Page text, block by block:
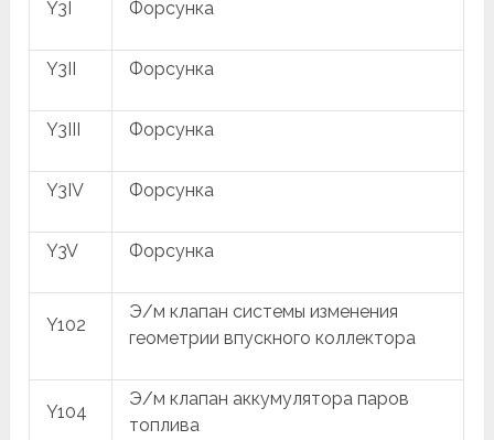
Y3I Форсунка
Y3II Форсунка
Y3III Форсунка
Y3IV Форсунка
Y3V Форсунка
Y102
Э/м клапан системы изменения
геометрии впускного коллектора
Y104
Э/м клапан аккумулятора паров
топлива